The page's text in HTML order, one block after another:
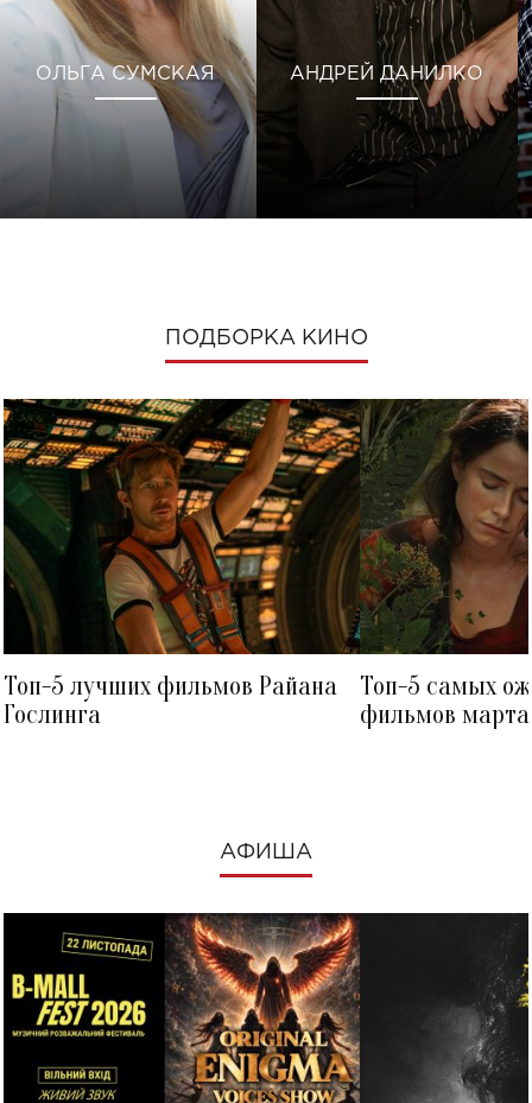
ОЛЬГА СУМСКАЯ АНДРЕЙ ДАНИЛКО
ПОДБОРКА КИНО
Топ-5 лучших фильмов Райана
Гослинга
Топ-5 самых
фильмов
АФИША